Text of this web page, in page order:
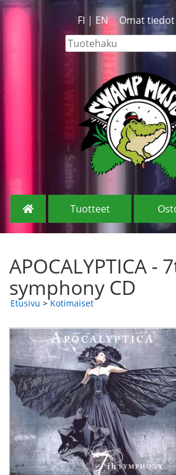
FI | EN Omat tiedot
Tuotteet
APOCALYPTICA -
symphony CD
Etusivu >Kotimaiset